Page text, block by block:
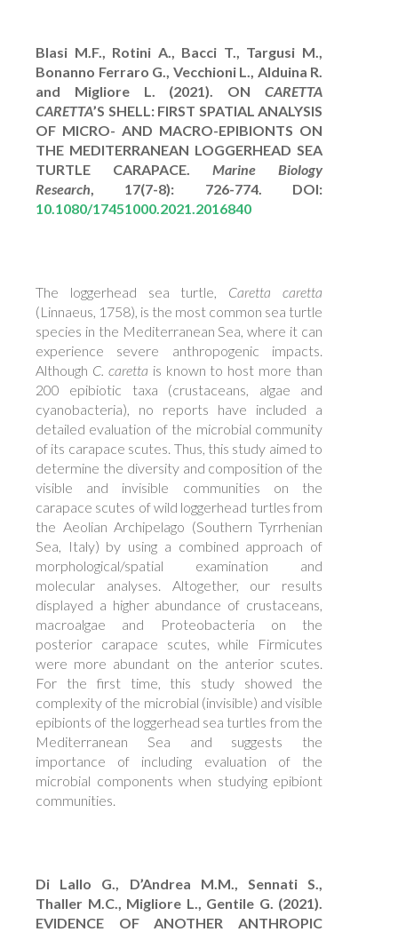
Blasi M.F., Rotini A., Bacci T., Targusi M.,
Bonanno Ferraro G., Vecchioni L., Alduina R.
and Migliore L. (2021). ONCARETTA
CARETTA’S SHELL: FIRST SPATIAL ANALYSIS
OF MICRO- AND MACRO-EPIBIONTS ON
THE MEDITERRANEAN LOGGERHEAD SEA
TURTLE CARAPACE. Marine Biology
Research, 17(7-8): 726-774. DOI:
10.1080/17451000.2021.2016840
The loggerhead sea turtle, Caretta caretta
(Linnaeus, 1758), is the most common sea turtle
species in the Mediterranean Sea, where it can
experience severe anthropogenic impacts.
Although C. caretta is known to host more than
200 epibiotic taxa (crustaceans, algae and
cyanobacteria), no reports have included a
detailed evaluation of the microbial community
of its carapace scutes. Thus, this study aimed to
determine the diversity and composition of the
visible and invisible communities on the
carapace scutes of wild loggerhead turtles from
the Aeolian Archipelago (Southern Tyrrhenian
Sea, Italy) by using a combined approach of
morphological/spatial examination and
molecular analyses. Altogether, our results
displayed a higher abundance of crustaceans,
macroalgae and Proteobacteria on the
posterior carapace scutes, while Firmicutes
were more abundant on the anterior scutes.
For the first time, this study showed the
complexity of the microbial (invisible) and visible
epibionts of the loggerhead sea turtles from the
Mediterranean Sea and suggests the
importance of including evaluation of the
microbial components when studying epibiont
communities.
Di Lallo G., D’Andrea M.M., Sennati S.,
Thaller M.C., Migliore L., Gentile G. (2021).
EVIDENCE OF ANOTHER ANTHROPIC